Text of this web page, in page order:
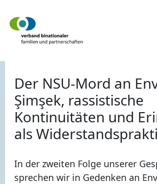
Inhalt
springen
Der NSU-Mord an
Şimşek, rassistische
Kontinuitäten und
als
In der zweiten Folge unserer
sprechen wir in Gedenken an